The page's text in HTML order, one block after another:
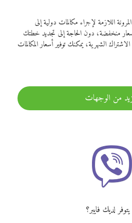
اللازمة لإجراء مكالمات دولية إلى
منخفضة، دون الحاجة إلى تجديد خطتك
الشهرية، يمكنك توفير أسعار المكالمات
من الوجهات
لديك فايبر؟